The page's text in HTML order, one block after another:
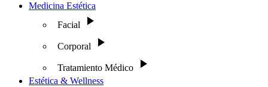
Medicina Estética
Facial
Corporal
Tratamiento Médico
Estética & Wellness